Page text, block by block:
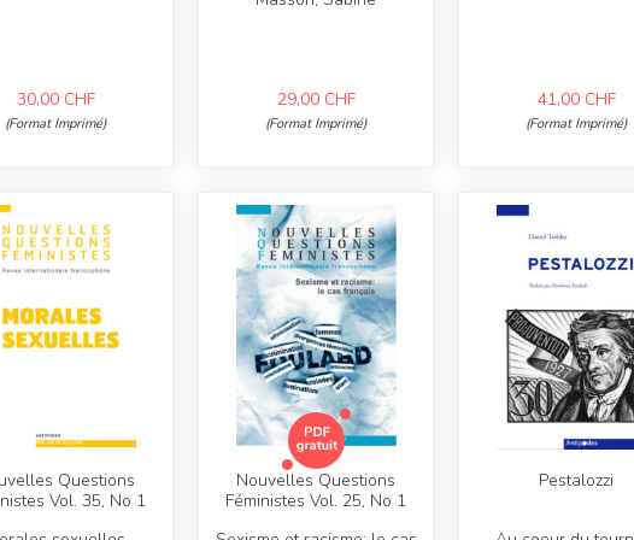
30,00 CHF
(Format Imprimé)
29,00 CHF
(Format Imprimé)
41,00 CHF
(Format Imprimé)
Questions
Vol. 35, No 1
Nouvelles Questions
Féministes Vol. 25, No 1
Pestalozzi